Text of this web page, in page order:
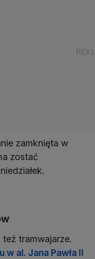
zamknięta w
zostać
tramwajarze.
w al. Jana Pawła II